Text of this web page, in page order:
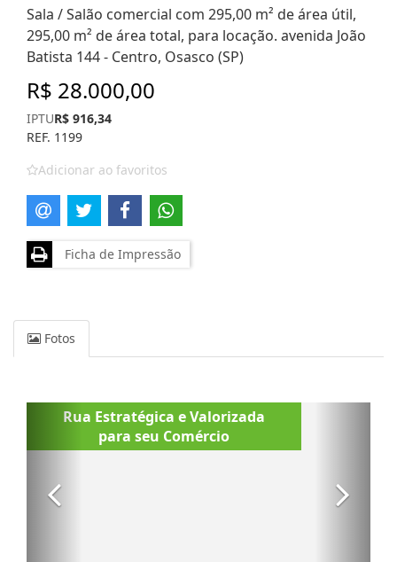
Sala / Salão comercial com 295,00 m² de área útil,
295,00 m² de área total, para locação. avenida João
Batista 144 - Centro, Osasco (SP)
R$ 28.000,00
IPTUR$ 916,34
REF. 1199
Adicionar ao favoritos
Ficha de Impressão
Fotos